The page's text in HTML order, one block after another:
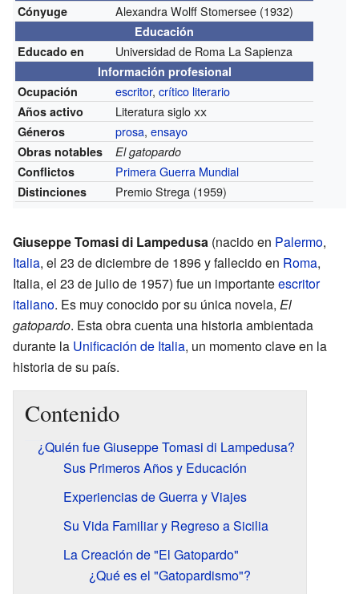
Cónyuge
Alexandra Wolff Stomersee (1932)
Educación
Educado en
Universidad de Roma La Sapienza
Información profesional
Ocupación
escritor,crítico literario
Años activo Literatura sigloxx
Géneros prosa,ensayo
Obras notables
El gatopardo
Conflictos
Primera Guerra Mundial
Distinciones Premio Strega (1959)
Giuseppe Tomasi di Lampedusa (nacido en Palermo,
Italia, el 23 de diciembre de 1896 y fallecido en Roma,
Italia, el 23 de julio de 1957) fue un importanteescritor
italiano. Es muy conocido por su única novela, El
gatopardo. Esta obra cuenta una historia ambientada
durante la Unificación de Italia, un momento clave en la
historia de su país.
Contenido
¿Quién fue Giuseppe Tomasi di Lampedusa?
Sus Primeros Años y Educación
Experiencias de Guerra y Viajes
Su Vida Familiar y Regreso a Sicilia
La Creación de "El Gatopardo"
¿Qué es el "Gatopardismo"?